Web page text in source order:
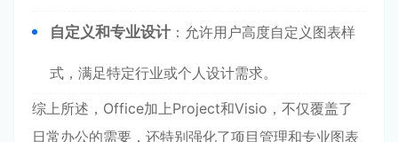
自定义和专业设计 ：允许用户高度自定义图表样
式，满足特定行业或个人设计需求。
综上所述，Office加上Project和Visio，不仅覆盖了
日常办公的需要，还特别强化了项目管理和专业图表